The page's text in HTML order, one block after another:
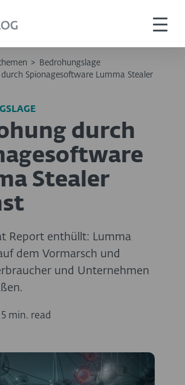
>
Bedrohungslage
Spionagesoftware Lumma Stealer
durch
Stealer
Report enthüllt: Lumma
dem Vormarsch und
und Unternehmen
5 min. read